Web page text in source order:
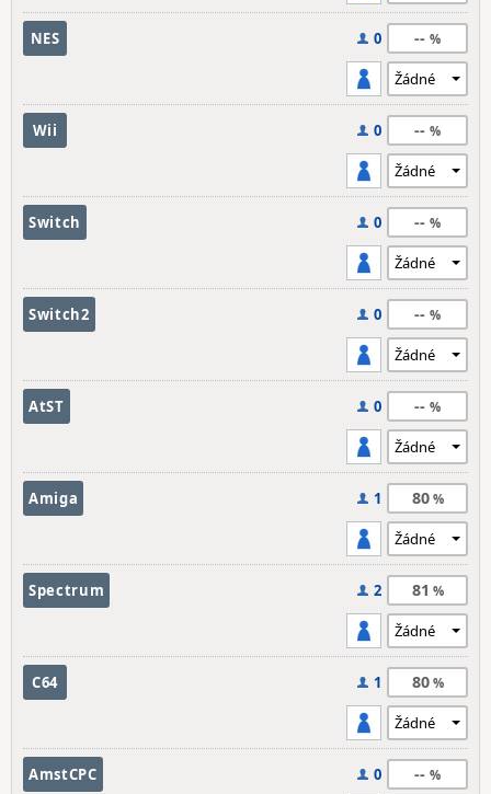
NES 0 --
Wii 0 --
Switch 0 --
Switch2 0 --
AtST 0 --
Amiga 1 80
Spectrum 2 81
C64 1 80
AmstCPC 0 --